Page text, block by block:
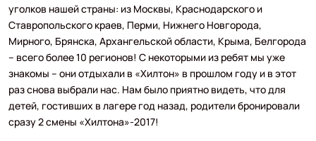
уголков нашей страны: из Москвы, Краснодарского и
Ставропольского краев, Перми, Нижнего Новгорода,
Мирного, Брянска, Архангельской области, Крыма, Белгорода
– всего более 10 регионов! С некоторыми из ребят мы уже
знакомы – они отдыхали в «Хилтон» в прошлом году и в этот
раз снова выбрали нас. Нам было приятно видеть, что для
детей, гостивших в лагере год назад, родители бронировали
сразу 2 смены «Хилтона»-2017!